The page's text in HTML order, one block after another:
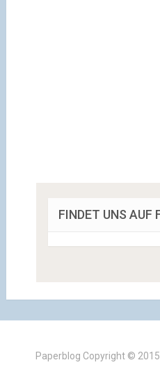
FINDET UNS AUF
Paperblog Copyright © 2015.